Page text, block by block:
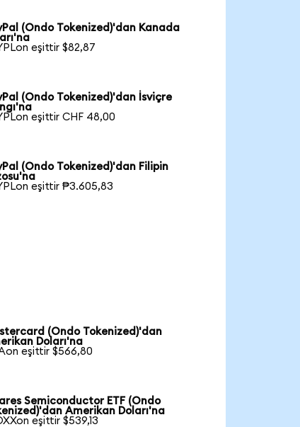
(Ondo Tokenized)'dan Kanada
eşittir $82,87
(Ondo Tokenized)'dan İsviçre
eşittir CHF 48,00
(Ondo Tokenized)'dan Filipin
eşittir ₱3.605,83
(Ondo Tokenized)'dan
Doları'na
eşittir $566,80
Semiconductor ETF (Ondo
Amerikan Doları'na
eşittir $539,13